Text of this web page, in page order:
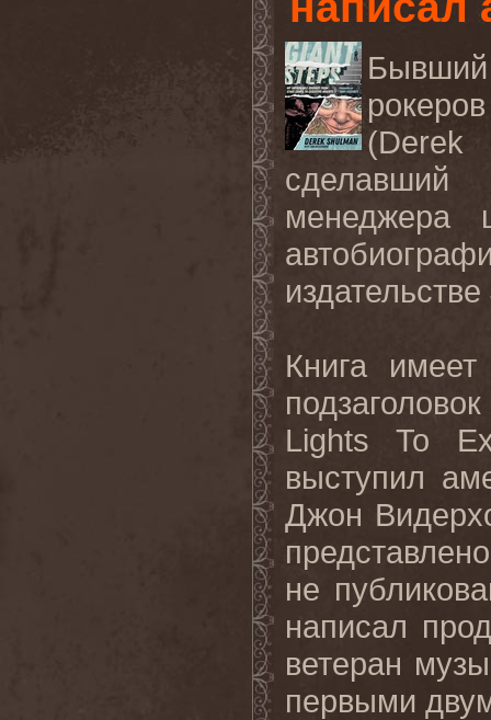
Бывший
(Derek
менеджера
Книга
Lights To
выступил
Джон
не
написал
ветеран
первыми